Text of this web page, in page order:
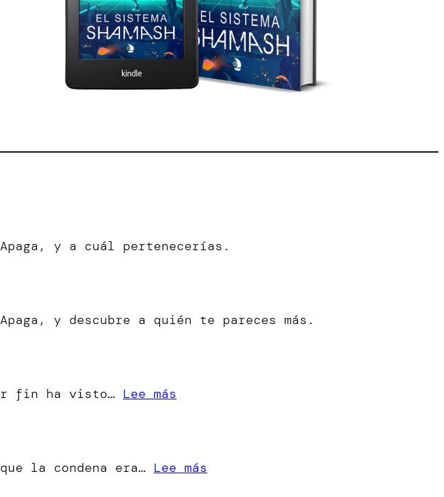
y a cuál pertenecerías.
y descubre a quién te pareces más.
fin ha visto… Lee más
se
la condena era… Lee más